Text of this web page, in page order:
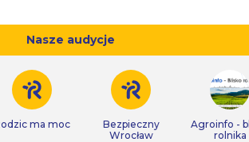
Nasze audycje
ma moc
Bezpieczny
Wrocław
Agroinfo -
rolnika